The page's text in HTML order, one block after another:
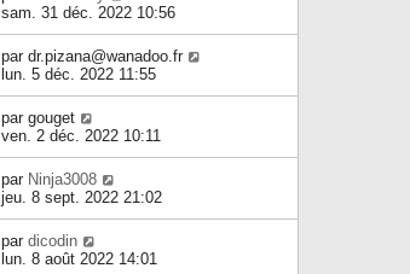
sam. 31 déc. 2022 10:56
par dr.pizana@wanadoo.fr
lun. 5 déc. 2022 11:55
par gouget
ven. 2 déc. 2022 10:11
par Ninja3008
jeu. 8 sept. 2022 21:02
par dicodin
lun. 8 août 2022 14:01